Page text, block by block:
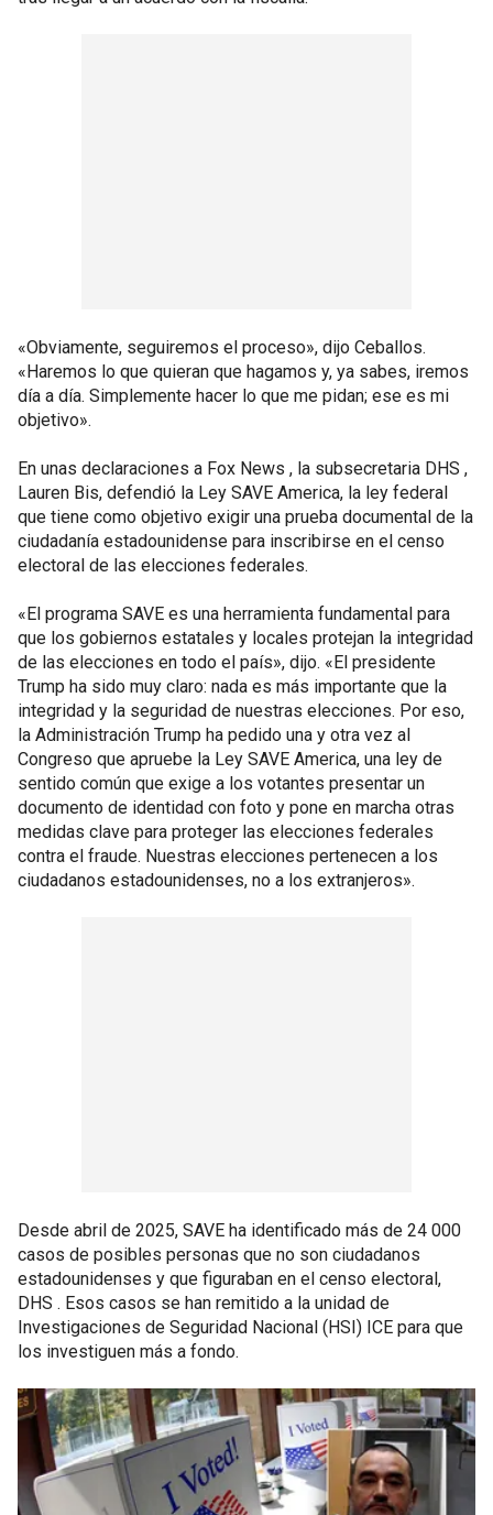
«Obviamente, seguiremos el proceso», dijo Ceballos.
«Haremos lo que quieran que hagamos y, ya sabes, iremos
día a día. Simplemente hacer lo que me pidan; ese es mi
objetivo».
En unas declaraciones a Fox News , la subsecretaria DHS ,
Lauren Bis, defendió la Ley SAVE America, la ley federal
que tiene como objetivo exigir una prueba documental de la
ciudadanía estadounidense para inscribirse en el censo
electoral de las elecciones federales.
«El programa SAVE es una herramienta fundamental para
que los gobiernos estatales y locales protejan la integridad
de las elecciones en todo el país», dijo. «El presidente
Trump ha sido muy claro: nada es más importante que la
integridad y la seguridad de nuestras elecciones. Por eso,
la Administración Trump ha pedido una y otra vez al
Congreso que apruebe la Ley SAVE America, una ley de
sentido común que exige a los votantes presentar un
documento de identidad con foto y pone en marcha otras
medidas clave para proteger las elecciones federales
contra el fraude. Nuestras elecciones pertenecen a los
ciudadanos estadounidenses, no a los extranjeros».
Desde abril de 2025, SAVE ha identificado más de 24 000
casos de posibles personas que no son ciudadanos
estadounidenses y que figuraban en el censo electoral,
DHS . Esos casos se han remitido a la unidad de
Investigaciones de Seguridad Nacional (HSI) ICE para que
los investiguen más a fondo.